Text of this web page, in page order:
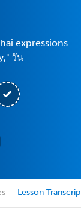
expressions
วัน
Lesson